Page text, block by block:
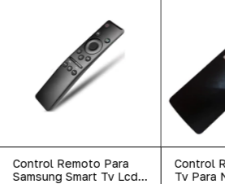
Control Remoto Para
Samsung Smart Tv Lcd
Control
Tv Para